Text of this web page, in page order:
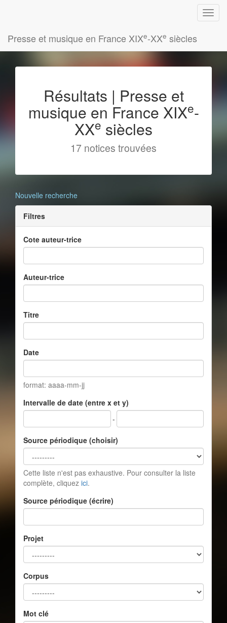
Presse et musique en France XIXe-XXe siècles
Résultats | Presse et
musique en France XIXe-
XXe siècles
17 notices trouvées
Nouvelle recherche
Filtres
Cote auteur-trice
Auteur-trice
Titre
Date
format: aaaa-mm-jj
Intervalle de date (entre x et y)
-
Source périodique (choisir)
Cette liste n'est pas exhaustive. Pour consulter la liste
complète, cliquez ici.
Source périodique (écrire)
Projet
Corpus
Mot clé